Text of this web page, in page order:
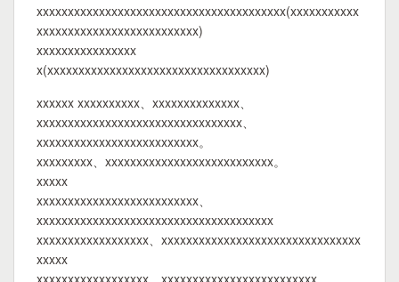
xxxxxxxxxxxxxxxxxxxxxxxxxxxxxxxxxxxxxxxx(xxxxxxxxxxx
xxxxxxxxxxxxxxxxxxxxxxxxxx)
xxxxxxxxxxxxxxxx
x(xxxxxxxxxxxxxxxxxxxxxxxxxxxxxxxxxxx)
xxxxxx xxxxxxxxxx、xxxxxxxxxxxxxx、
xxxxxxxxxxxxxxxxxxxxxxxxxxxxxxxxx、
xxxxxxxxxxxxxxxxxxxxxxxxxx。
xxxxxxxxx、xxxxxxxxxxxxxxxxxxxxxxxxxxx。
xxxxx
xxxxxxxxxxxxxxxxxxxxxxxxxx、
xxxxxxxxxxxxxxxxxxxxxxxxxxxxxxxxxxxxxx
xxxxxxxxxxxxxxxxxx、xxxxxxxxxxxxxxxxxxxxxxxxxxxxxxxx
xxxxx
xxxxxxxxxxxxxxxxxx、xxxxxxxxxxxxxxxxxxxxxxxxx、